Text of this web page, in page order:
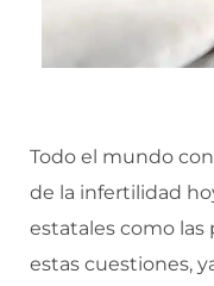
Todo el mundo
de la infertilidad
estatales como las
estas cuestiones,